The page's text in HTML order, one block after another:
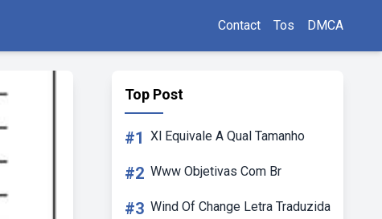
Contact Tos DMCA
Top Post
#1 Xl Equivale A Qual Tamanho
#2 Www Objetivas Com Br
#3 Wind Of Change Letra Traduzida